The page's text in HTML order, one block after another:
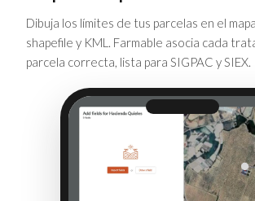
Dibuja los límites de tus parcelas en el
shapefile y KML. Farmable asocia cada
parcela correcta, lista para SIGPAC y SIEX.